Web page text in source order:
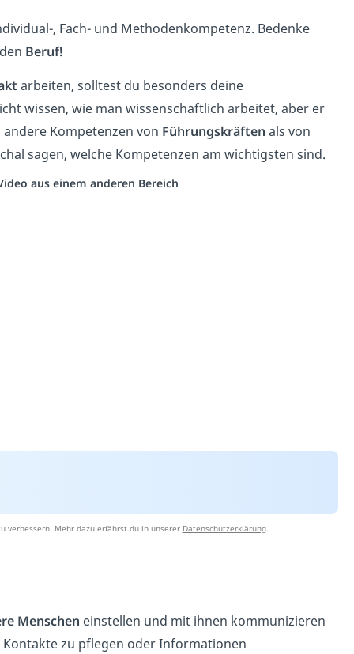
, Fach- und Methodenkompetenz. Bedenke
Beruf!
arbeiten, solltest du besonders deine
wissen, wie man wissenschaftlich arbeitet, aber er
Kompetenzen von Führungskräftenals von
sagen, welche Kompetenzen am wichtigsten sind.
aus einem anderen Bereich
verbessern. Mehr dazu erfährst du in unserer Datenschutzerklärung.
Menschen einstellen und mit ihnen kommunizieren
zu pflegen oder Informationen